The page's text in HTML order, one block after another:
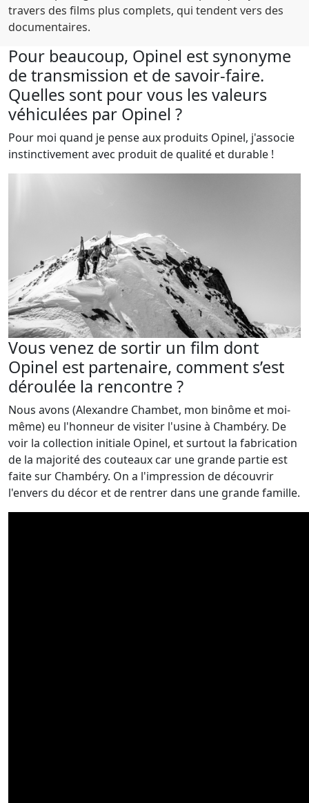
travers des films plus complets, qui tendent vers des
documentaires.
Pour beaucoup, Opinel est synonyme
de transmission et de savoir-faire.
Quelles sont pour vous les valeurs
véhiculées par Opinel ?
Pour moi quand je pense aux produits Opinel, j'associe
instinctivement avec produit de qualité et durable !
Vous venez de sortir un film dont
Opinel est partenaire, comment s’est
déroulée la rencontre ?
Nous avons (Alexandre Chambet, mon binôme et moi-
même) eu l'honneur de visiter l'usine à Chambéry. De
voir la collection initiale Opinel, et surtout la fabrication
de la majorité des couteaux car une grande partie est
faite sur Chambéry. On a l'impression de découvrir
l'envers du décor et de rentrer dans une grande famille.